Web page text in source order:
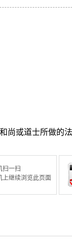
尚或道士所做的
扫一扫
上继续浏览此页面